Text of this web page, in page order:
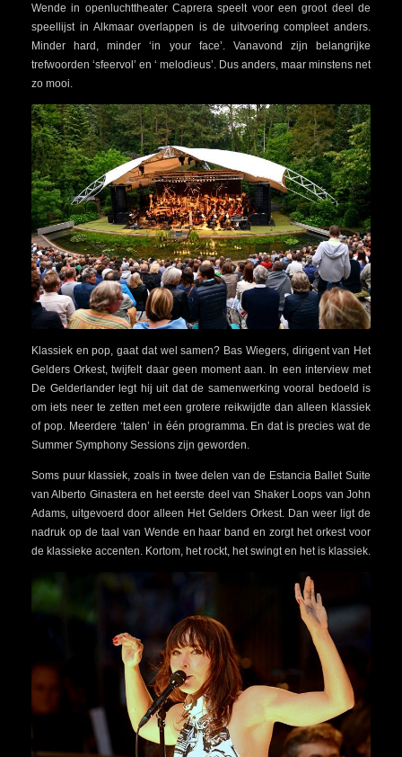
Wende in openluchttheater Caprera speelt voor een groot deel de
speellijst in Alkmaar overlappen is de uitvoering compleet anders.
Minder hard, minder ‘in your face’. Vanavond zijn belangrijke
trefwoorden ‘sfeervol’ en ‘ melodieus’. Dus anders, maar minstens net
zo mooi.
Klassiek en pop, gaat dat wel samen? Bas Wiegers, dirigent van Het
Gelders Orkest, twijfelt daar geen moment aan. In een interview met
De Gelderlander legt hij uit dat de samenwerking vooral bedoeld is
om iets neer te zetten met een grotere reikwijdte dan alleen klassiek
of pop. Meerdere ‘talen’ in één programma. En dat is precies wat de
Summer Symphony Sessions zijn geworden.
Soms puur klassiek, zoals in twee delen van de Estancia Ballet Suite
van Alberto Ginastera en het eerste deel van Shaker Loops van John
Adams, uitgevoerd door alleen Het Gelders Orkest. Dan weer ligt de
nadruk op de taal van Wende en haar band en zorgt het orkest voor
de klassieke accenten. Kortom, het rockt, het swingt en het is klassiek.